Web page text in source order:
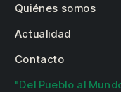
Quiénes somos
Actualidad
Contacto
"Del Pueblo al